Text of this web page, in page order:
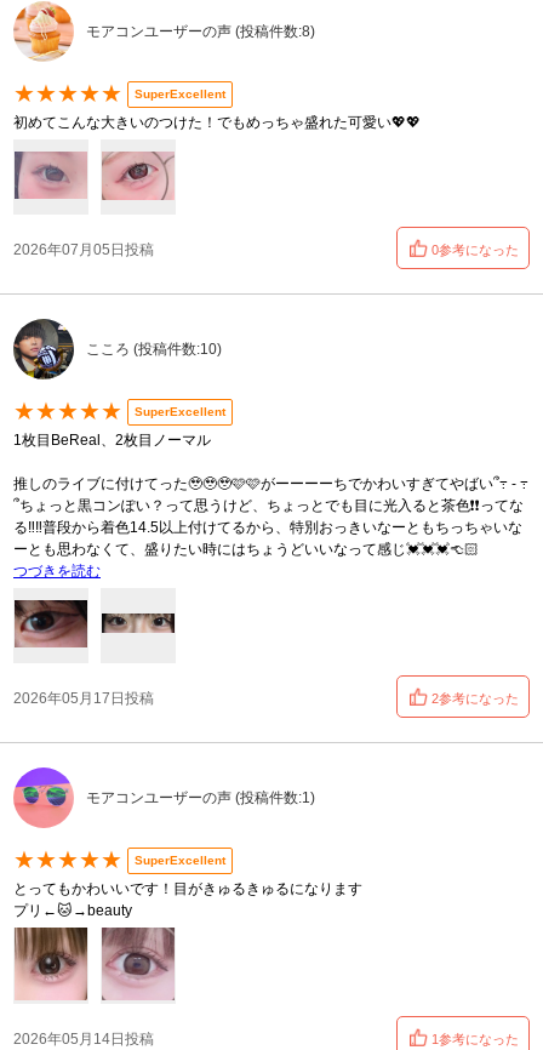
モアコンユーザーの声 (投稿件数:8)
★★★★★ SuperExcellent
初めてこんな大きいのつけた！でもめっちゃ盛れた可愛い💖💖
2026年07月05日投稿 0参考になった
こころ (投稿件数:10)
★★★★★ SuperExcellent
1枚目BeReal、2枚目ノーマル
推しのライブに付けてった🥹🥹🥹🩷🩷がーーーーちでかわいすぎてやばい՞߹ - ߹
՞ちょっと黒コンぽい？って思うけど、ちょっとでも目に光入ると茶色❗❗ってな
る‼️‼️普段から着色14.5以上付けてるから、特別おっきいなーともちっちゃいな
ーとも思わなくて、盛りたい時にはちょうどいいなって感じ💓💓💓👈🏻
つづきを読む
2026年05月17日投稿 2参考になった
モアコンユーザーの声 (投稿件数:1)
★★★★★ SuperExcellent
とってもかわいいです！目がきゅるきゅるになります
プリ←🐱→beauty
2026年05月14日投稿 1参考になった